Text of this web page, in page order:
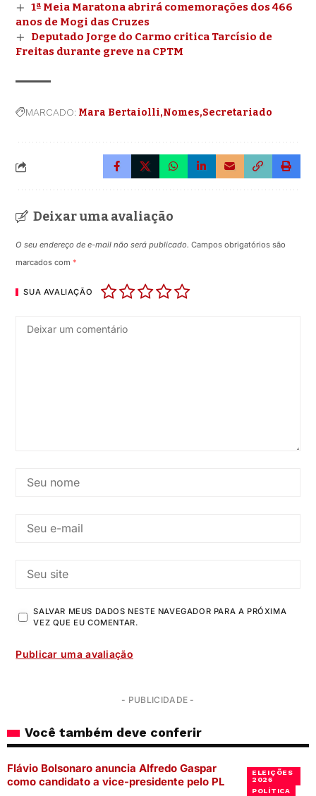
1ª Meia Maratona abrirá comemorações dos 466
anos de Mogi das Cruzes
Deputado Jorge do Carmo critica Tarcísio de
Freitas durante greve na CPTM
MARCADO: Mara Bertaiolli Nomes Secretariado
Deixar uma avaliação
O seu endereço de e-mail não será publicado. Campos obrigatórios são
marcados com*
SUA AVALIAÇÃO
SALVAR MEUS DADOS NESTE NAVEGADOR PARA A PRÓXIMA
VEZ QUE EU COMENTAR.
- PUBLICIDADE -
Você também deve conferir
ELEIÇÕES
2026
POLÍTICA
Flávio Bolsonaro anuncia Alfredo Gaspar
como candidato a vice-presidente pelo PL